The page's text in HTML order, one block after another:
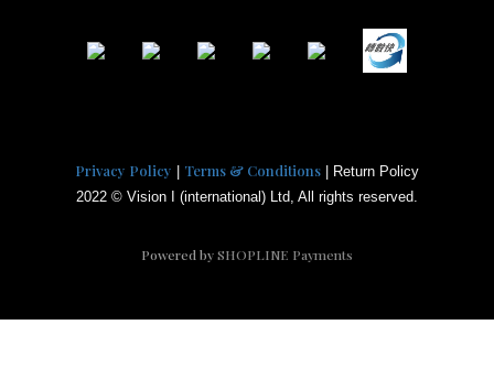
Privacy Policy Terms & Conditions | Return Policy
2022 © Vision I (international) Ltd, All rights reserved.
Powered bySHOPLINE Payments